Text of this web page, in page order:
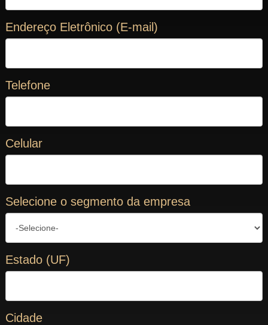
Endereço Eletrônico (E-mail)
Telefone
Celular
Selecione o segmento da empresa
Estado (UF)
Cidade